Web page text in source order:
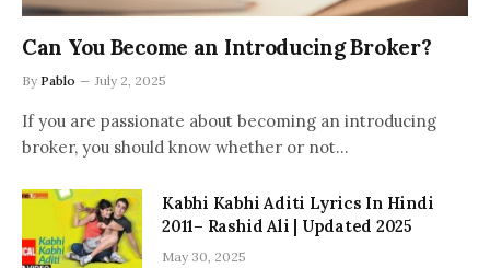
Can You Become an Introducing Broker?
By Pablo July 2, 2025
If you are passionate about becoming an introducing
broker, you should know whether or not…
Kabhi Kabhi Aditi Lyrics In Hindi
2011– Rashid Ali | Updated 2025
May 30, 2025